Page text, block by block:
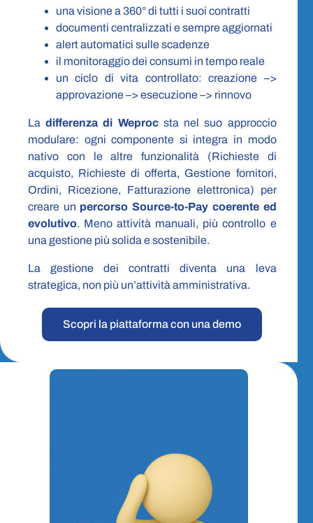
una visione a 360° di tutti i suoi contratti
documenti centralizzati e sempre aggiornati
alert automatici sulle scadenze
il monitoraggio dei consumi in tempo reale
un ciclo di vita controllato: creazione –>
approvazione –> esecuzione –> rinnovo
Ladifferenza di Weprocsta nel suo approccio
modulare: ogni componente si integra in modo
nativo con le altre funzionalità (Richieste di
acquisto, Richieste di offerta, Gestione fornitori,
Ordini, Ricezione, Fatturazione elettronica) per
creare un percorso Source-to-Pay coerente ed
evolutivo. Meno attività manuali, più controllo e
una gestione più solida e sostenibile.
La gestione dei contratti diventa una leva
strategica, non più un’attività amministrativa.
Scopri la piattaforma con una demo